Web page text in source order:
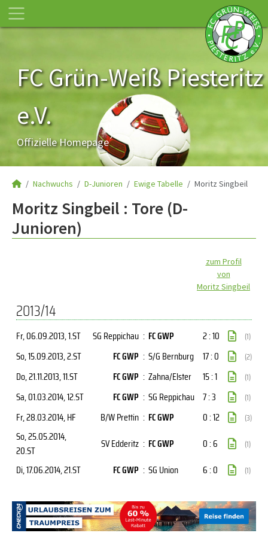
FC Grün-Weiß Piesteritz
e.V.
Offizielle Homepage
Nachwuchs D-Junioren Ewige Tabelle Moritz Singbeil
Moritz Singbeil : Tore (D-
Junioren)
zum Profil
von
Moritz Singbeil
2013/14
Fr, 06.09.2013, 1.ST SG Reppichau : FC GWP 2 : 10 (1)
So, 15.09.2013, 2.ST FC GWP : S/G Bernburg 17 : 0 (2)
Do, 21.11.2013, 11.ST FC GWP : Zahna/Elster 15 : 1 (1)
Sa, 01.03.2014, 12.ST FC GWP : SG Reppichau 7 : 3 (1)
Fr, 28.03.2014, HF B/W Prettin : FC GWP 0 : 12 (3)
So, 25.05.2014,
20.ST
SV Edderitz : FC GWP 0 : 6 (1)
Di, 17.06.2014, 21.ST FC GWP : SG Union 6 : 0 (1)